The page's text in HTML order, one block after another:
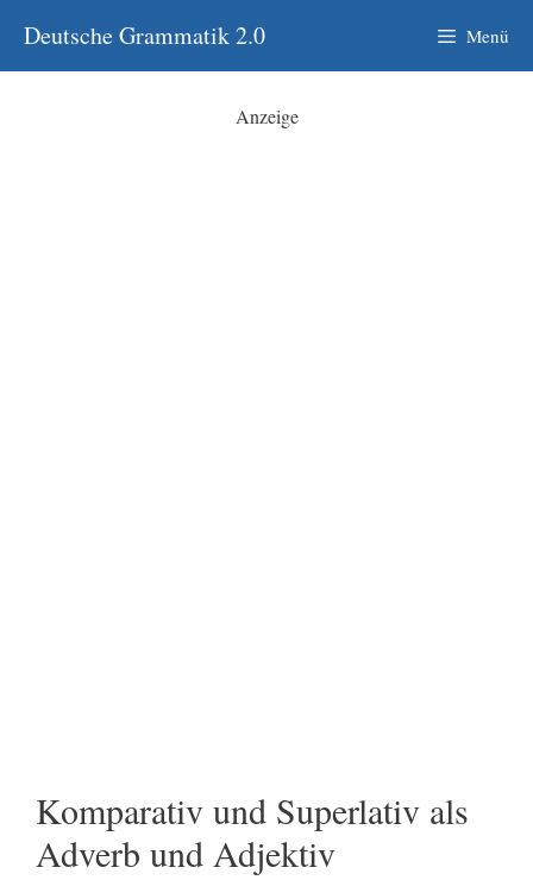
Inhalt
springen
Deutsche Grammatik 2.0 Menü
Anzeige
Komparativ und Superlativ als
Adverb und Adjektiv